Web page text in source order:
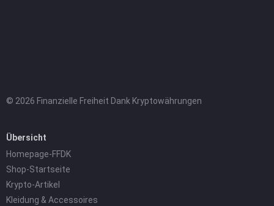
© 2026 Finanzielle Freiheit Dank Kryptowährungen
Übersicht
Homepage-FFDK
Shop-Startseite
Krypto-Artikel
Kleidung & Accessoires